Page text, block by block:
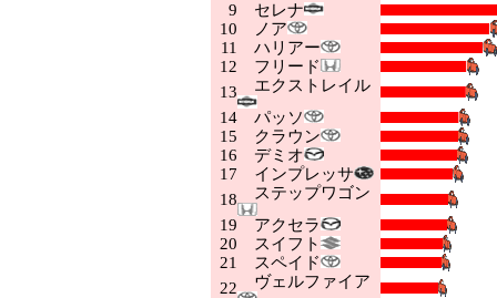
9 セレナ
10 ノア
11
ハリアー
12 フリード
13 エクストレイル
14 パッソ
15 クラウン
16 デミオ
17 インプレッサ
18 ステップワゴン
19 アクセラ
20 スイフト
21
スペイド
22 ヴェルファイア